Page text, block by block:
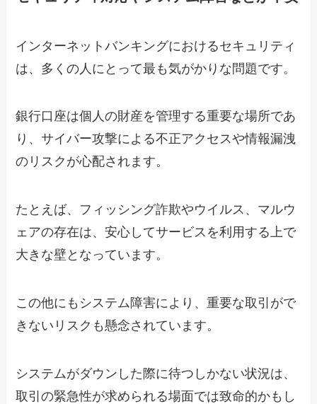
インターネットバンキングにおけるセキュリティ
は、多くの人にとって最も気がかりな問題です。
銀行口座は個人の財産を管理する重要な場所であ
り、サイバー攻撃による不正アクセスや情報漏洩
のリスクが心配されます。
たとえば、フィッシング詐欺やウイルス、マルウ
ェアの存在は、安心してサービスを利用する上で
大きな壁となっています。
この他にもシステム障害により、重要な取引がで
きないリスクも懸念されています。
システムがダウンした際に待つしかない状況は、
取引の緊急性が求められる場面では致命的かもし